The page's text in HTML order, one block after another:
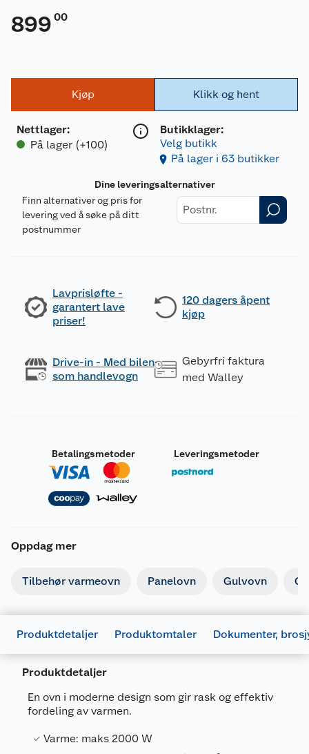
899 00
Kjøp
Nettlager:
På lager (+100)
Klikk og hent
Butikklager:
Velg butikk
På lager i 63 butikker
Dine leveringsalternativer
Finn alternativer og pris for
levering ved å søke på ditt
postnummer
Lavprisløfte -
garantert lave
priser!
120 dagers åpent
kjøp
Drive-in - Med bilen
som handlevogn
Gebyrfri faktura
med Walley
Betalingsmetoder Leveringsmetoder
Oppdag mer
Tilbehør varmeovn Panelovn Gulvovn
Produktdetaljer Produktomtaler Dokumenter,
Produktdetaljer
En ovn i moderne design som gir rask og effektiv
fordeling av varmen.
Varme: maks 2000 W